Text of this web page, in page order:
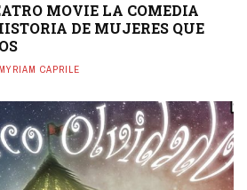
MOVIE LA COMEDIA
DE MUJERES QUE
MYRIAM CAPRILE